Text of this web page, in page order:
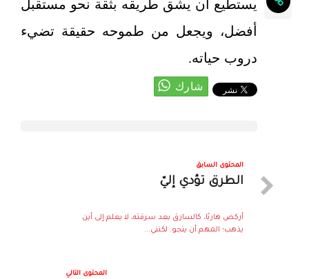
يستطيع أن يشق طريقه بثقة نحو مستقبل
أفضل، ويجعل من طموحه حقيقة تضيء
دروب حياته.
المحتوى السابق
الطرق تؤدي إليّ
أركض هاربًا، كالسارق بعد سرقته، لا يعلم إلى أين
يذهب؛ المهم أن ينجو. لكنني...
المحتوى التالي